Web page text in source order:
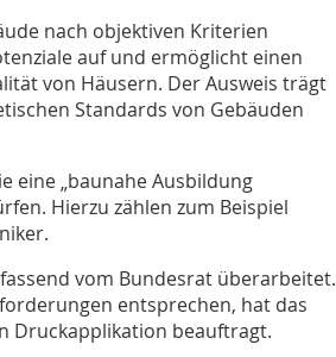
nach objektiven Kriterien
auf und er­­mög­licht einen
von Häusern. Der Ausweis trägt
Standards von Gebäuden
eine „baunahe Ausbildung
Hierzu zählen zum Beispiel
vom Bundesrat überarbeitet.
entsprechen, hat das
Druckapplikation beauftragt.